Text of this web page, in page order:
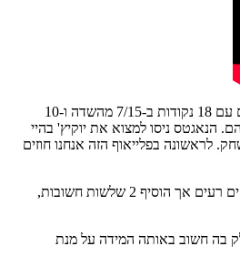
ההיט לא הביאו עליו כמעט דאבל טים בפוסט ונתנו לו להתמודד מול באם (וזלר). זה בא לידי ביטוי בכך ששחקני המשנה היו חלשים במרבית המשחק בדגש על ג'מאל מארי שאמנם סיים עם 18 נקודות ב-7/15 מהשדה ו-10
הנאגטס ניסו למצוא את יוקיץ' בהיי
לו לקבל את הכדור. הנאגטס קלעו 25 נקודות ברבע האחרון כאשר 13 מהן מגיעות החל מ-3:13 דקות לסיום המשחק. לראשונה בפלייאוף הזה אנחנו חוזים
כמו כן ספולסטרה המשיך להוכיח לנו שהוא יודע להגיב להתרחשויות כאשר הלילה שלף את קווין לאב לחמישיה לאחר שלא שיחק 3 משחקים ברציפות. לאב אמנם קלע 6 נקודות באחוזים רעים אך הוסיף 2 שלשות חשובות,
בה חשוב באותה המידה על מנת